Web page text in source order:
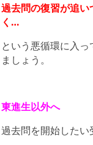
過去問の復習が追
く…
という悪循環に入
ましょう。
東進生以外へ
過去問を開始した